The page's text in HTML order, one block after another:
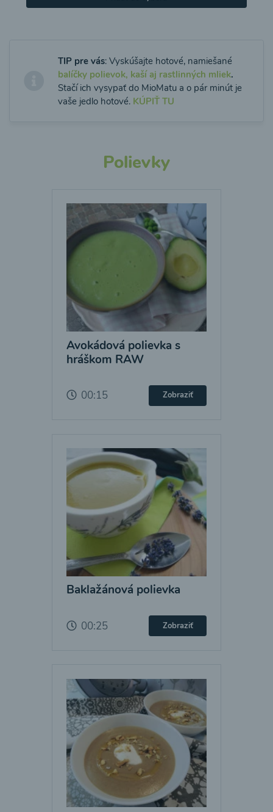
TIP pre vás: Vyskúšajte hotové, namiešané
balíčky polievok, kaší aj rastlinných mliek.
Stačí ich vysypať do MioMatu a o pár minút je
vaše jedlo hotové. KÚPIŤ TU
Polievky
Avokádová polievka s
hráškom RAW
00:15 Zobraziť
Baklažánová polievka
00:25 Zobraziť